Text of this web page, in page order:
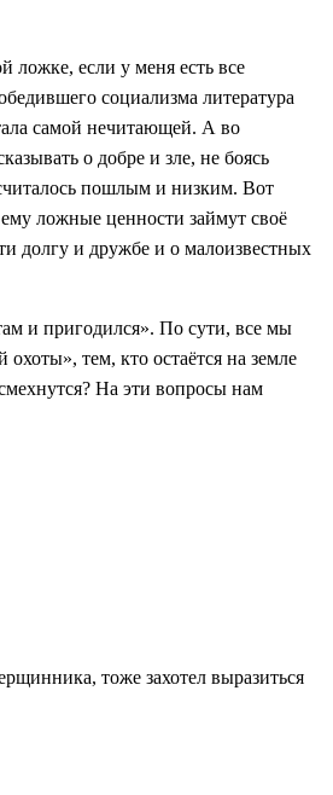
если у меня есть все
социализма литература
самой нечитающей. А во
о добре и зле, не боясь
пошлым и низким. Вот
ложные ценности займут своё
долгу и дружбе и о малоизвестных
и пригодился». По сути, все мы
тем, кто остаётся на земле
На эти вопросы нам
тоже захотел выразиться